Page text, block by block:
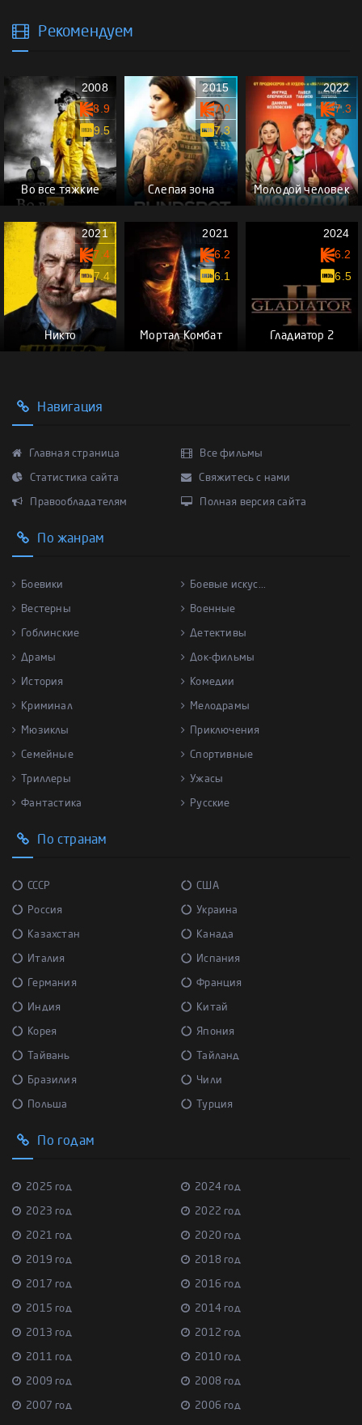
Рекомендуем
Во все тяжкие
2008
8.9
9.5
Слепая зона
2015
7.0
7.3
Молодой человек
2022
7.3
Никто
2021
7.4
7.4
Мортал Комбат
2021
6.2
6.1
Гладиатор 2
2024
6.2
6.5
Навигация
Главная страница Все фильмы
Статистика сайта Свяжитесь с нами
Правообладателям Полная версия сайта
По жанрам
Боевики Боевые искус...
Вестерны Военные
Гоблинские Детективы
Драмы Док-фильмы
История Комедии
Криминал Мелодрамы
Мюзиклы Приключения
Семейные Спортивные
Триллеры Ужасы
Фантастика Русские
По странам
СССР США
Россия Украина
Казахстан Канада
Италия Испания
Германия Франция
Индия Китай
Корея Япония
Тайвань Тайланд
Бразилия Чили
Польша Турция
По годам
2025 год 2024 год
2023 год 2022 год
2021 год 2020 год
2019 год 2018 год
2017 год 2016 год
2015 год 2014 год
2013 год 2012 год
2011 год 2010 год
2009 год 2008 год
2007 год 2006 год